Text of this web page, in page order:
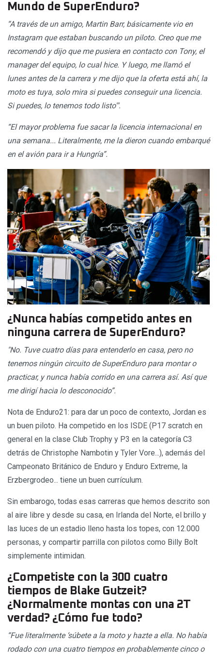
Mundo de SuperEnduro?
“A través de un amigo, Martin Barr, básicamente vio en
Instagram que estaban buscando un piloto. Creo que me
recomendó y dijo que me pusiera en contacto con Tony, el
manager del equipo, lo cual hice. Y luego, me llamó el
lunes antes de la carrera y me dijo que la oferta está ahí, la
moto es tuya, solo mira si puedes conseguir una licencia.
Si puedes, lo tenemos todo listo'".
“El mayor problema fue sacar la licencia internacional en
una semana... Literalmente, me la dieron cuando embarqué
en el avión para ir a Hungría”.
¿Nunca habías competido antes en
ninguna carrera de SuperEnduro?
"No. Tuve cuatro días para entenderlo en casa, pero no
tenemos ningún circuito de SuperEnduro para montar o
practicar, y nunca había corrido en una carrera así. Así que
me dirigí hacia lo desconocido”.
Nota de Enduro21: para dar un poco de contexto, Jordan es
un buen piloto. Ha competido en los ISDE (P17 scratch en
general en la clase Club Trophy y P3 en la categoría C3
detrás de Christophe Nambotin y Tyler Vore...), además del
Campeonato Británico de Enduro y Enduro Extreme, la
Erzbergrodeo... tiene un buen currículum.
Sin embarogo, todas esas carreras que hemos descrito son
al aire libre y desde su casa, en Irlanda del Norte, el brillo y
las luces de un estadio lleno hasta los topes, con 12.000
personas, y compartir parrilla con pilotos como Billy Bolt
simplemente intimidan.
¿Competiste con la 300 cuatro
tiempos de Blake Gutzeit?
¿Normalmente montas con una 2T
verdad? ¿Cómo fue todo?
“Fue literalmente ‘súbete a la moto y hazte a ella. No había
rodado con una cuatro tiempos en probablemente cinco o